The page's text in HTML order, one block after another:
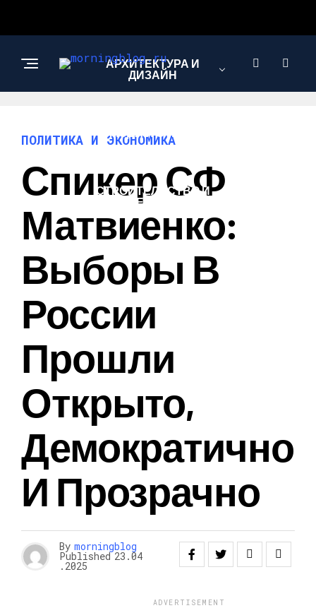
АРХИТЕКТУРА И
ДИЗАЙН
МОДА И СТИЛЬ
СТРОИТЕЛЬСТВО И
РЕМОНТ
ПОЛИТИКА И ЭКОНОМИКА
Спикер СФ
Матвиенко:
Выборы В
России
Прошли
Открыто,
Демократично
И Прозрачно
By morningblog
Published 23.04
.2025
ADVERTISEMENT